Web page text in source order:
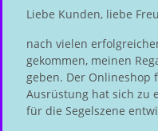
Liebe Kunden, liebe
nach vielen
gekommen, meinen
geben. Der Onlineshop
Ausrüstung hat sich zu
für die Segelszene